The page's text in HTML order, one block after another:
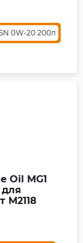
0W-20 200л
Oil MG1
для
M2118